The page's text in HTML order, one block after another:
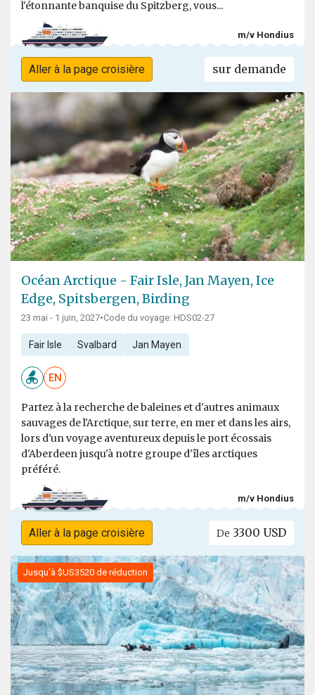
l'étonnante banquise du Spitzberg, vous...
m/v Hondius
Aller à la page croisière sur demande
Océan Arctique - Fair Isle, Jan Mayen, Ice
Edge, Spitsbergen, Birding
23 mai - 1 juin, 2027•Code du voyage: HDS02-27
Fair Isle Svalbard Jan Mayen
EN
Partez à la recherche de baleines et d'autres animaux
sauvages de l'Arctique, sur terre, en mer et dans les airs,
lors d'un voyage aventureux depuis le port écossais
d'Aberdeen jusqu'à notre groupe d'îles arctiques
préféré.
m/v Hondius
Aller à la page croisière De 3300 USD
Jusqu'à $US3520 de réduction